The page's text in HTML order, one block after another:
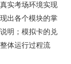
实考场环境实现
出各个模块的掌
明；模拟卡的兑
体运行过程流